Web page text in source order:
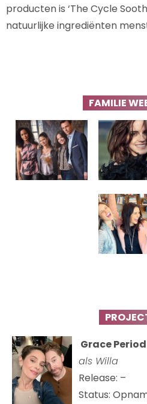
producten is ‘The Cycle
natuurlijke ingrediënten
FAMILIE
Grace Period
als Willa
Release: –
Status: